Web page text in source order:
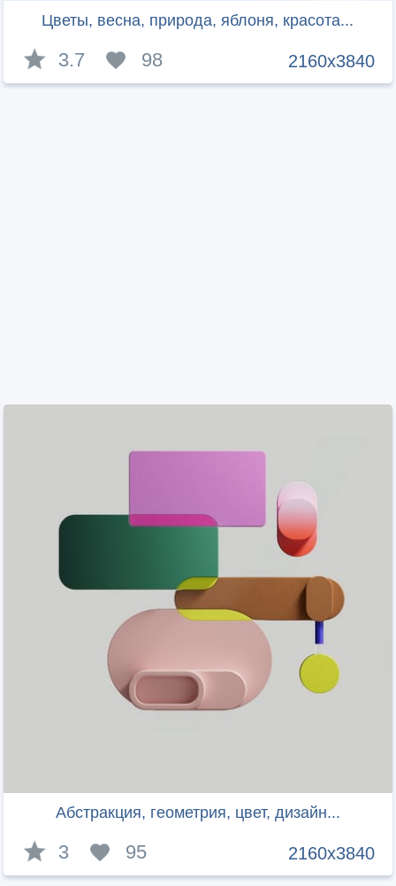
Цветы, весна, природа, яблоня, красота...
2160x3840
3.7 98
Абстракция, геометрия, цвет, дизайн...
2160x3840
3 95